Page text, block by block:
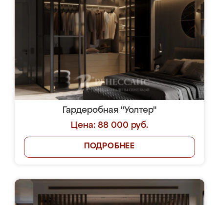
Гардеробная "Уолтер"
Цена: 88 000 руб.
ПОДРОБНЕЕ